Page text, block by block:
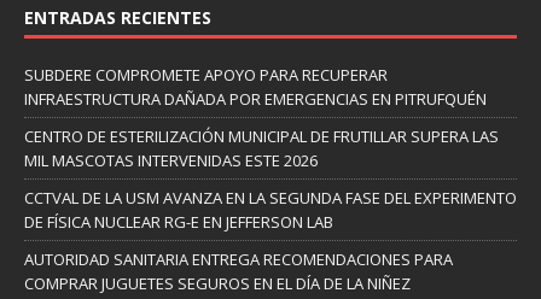
ENTRADAS RECIENTES
SUBDERE COMPROMETE APOYO PARA RECUPERAR
INFRAESTRUCTURA DAÑADA POR EMERGENCIAS EN PITRUFQUÉN
CENTRO DE ESTERILIZACIÓN MUNICIPAL DE FRUTILLAR SUPERA LAS
MIL MASCOTAS INTERVENIDAS ESTE 2026
CCTVAL DE LA USM AVANZA EN LA SEGUNDA FASE DEL EXPERIMENTO
DE FÍSICA NUCLEAR RG-E EN JEFFERSON LAB
AUTORIDAD SANITARIA ENTREGA RECOMENDACIONES PARA
COMPRAR JUGUETES SEGUROS EN EL DÍA DE LA NIÑEZ